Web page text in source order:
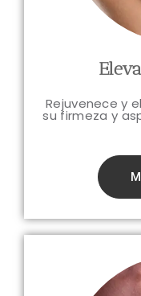
Rejuvenece y
su firmeza y